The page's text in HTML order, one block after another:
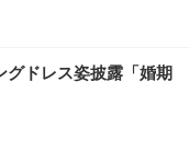
ドレス姿披露「婚期